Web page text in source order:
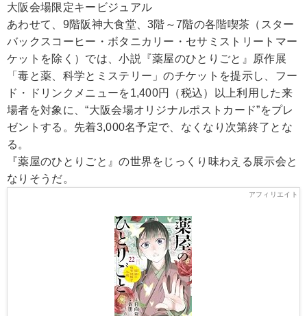
大阪会場限定キービジュアル
あわせて、9階阪神大食堂、3階～7階の各階喫茶（スター
バックスコーヒー・ボタニカリー・セサミストリートマー
ケットを除く）では、小説『薬屋のひとりごと』原作展
「毒と薬、科学とミステリー」のチケットを提示し、フー
ド・ドリンクメニューを1,400円（税込）以上利用した来
場者を対象に、“大阪会場オリジナルポストカード”をプレ
ゼントする。先着3,000名予定で、なくなり次第終了とな
る。
『薬屋のひとりごと』の世界をじっくり味わえる展示会と
なりそうだ。